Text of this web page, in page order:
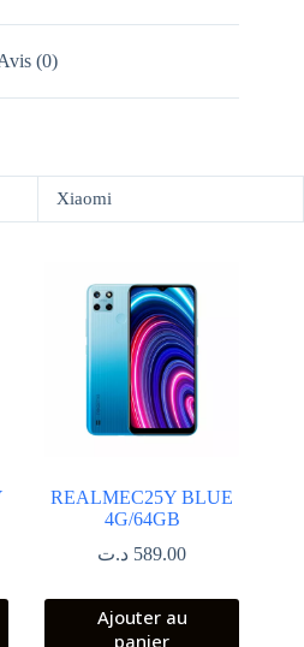
(0)
Xiaomi
REALMEC25Y BLUE
4G/64GB
589.00 د.ت
Ajouter au
panier